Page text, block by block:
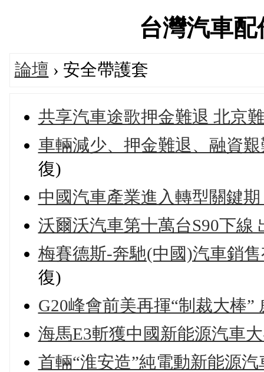
台灣汽車
論壇 › 安全帶護套
共享汽車途歌押金難退 北京
車輛減少、押金難退、融資
復)
中國汽車產業進入轉型關鍵
沃爾沃汽車第十萬台S90下線
梅賽德斯-奔馳(中國)汽車銷
復)
G20峰會前美再揮“制裁大棒
海馬E3斬獲中國新能源汽車
首輛“淮安造”純電動新能源